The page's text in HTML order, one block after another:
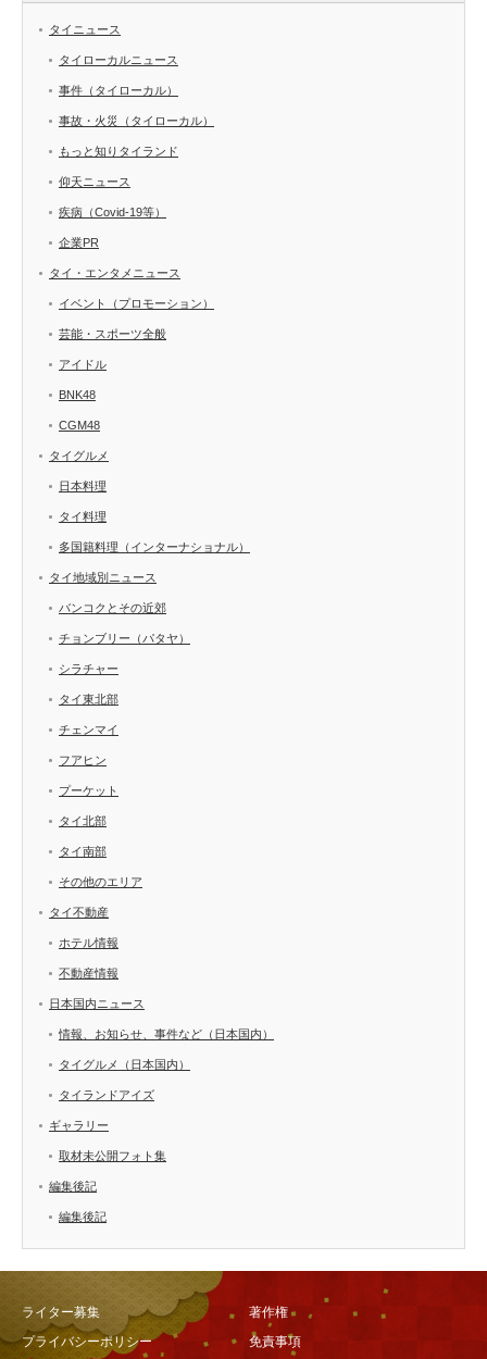
タイニュース
タイローカルニュース
事件（タイローカル）
事故・火災（タイローカル）
もっと知りタイランド
仰天ニュース
疾病（Covid-19等）
企業PR
タイ・エンタメニュース
イベント（プロモーション）
芸能・スポーツ全般
アイドル
BNK48
CGM48
タイグルメ
日本料理
タイ料理
多国籍料理（インターナショナル）
タイ地域別ニュース
バンコクとその近郊
チョンブリー（パタヤ）
シラチャー
タイ東北部
チェンマイ
フアヒン
プーケット
タイ北部
タイ南部
その他のエリア
タイ不動産
ホテル情報
不動産情報
日本国内ニュース
情報、お知らせ、事件など（日本国内）
タイグルメ（日本国内）
タイランドアイズ
ギャラリー
取材未公開フォト集
編集後記
編集後記
ライター募集
著作権
プライバシーポリシー
免責事項